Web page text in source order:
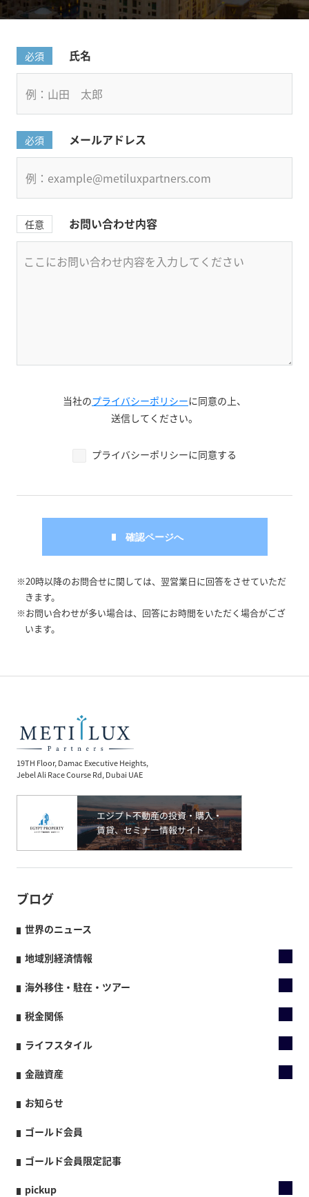
必須 氏名
必須 メールアドレス
任意 お問い合わせ内容
当社のプライバシーポリシーに同意の上、
送信してください。
プライバシーポリシーに同意する
※20時以降のお問合せに関しては、翌営業日に回答をさせていただ
きます。
※お問い合わせが多い場合は、回答にお時間をいただく場合がござ
います。
19TH Floor, Damac Executive Heights,
Jebel Ali Race Course Rd, Dubai UAE
ブログ
世界のニュース
地域別経済情報
海外移住・駐在・ツアー
税金関係
ライフスタイル
金融資産
お知らせ
ゴールド会員
ゴールド会員限定記事
pickup